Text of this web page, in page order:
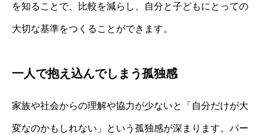
を知ることで、比較を減らし、自分と子どもにとっての
大切な基準をつくることができます。
一人で抱え込んでしまう孤独感
家族や社会からの理解や協力が少ないと「自分だけが大
変なのかもしれない」という孤独感が深まります。パー